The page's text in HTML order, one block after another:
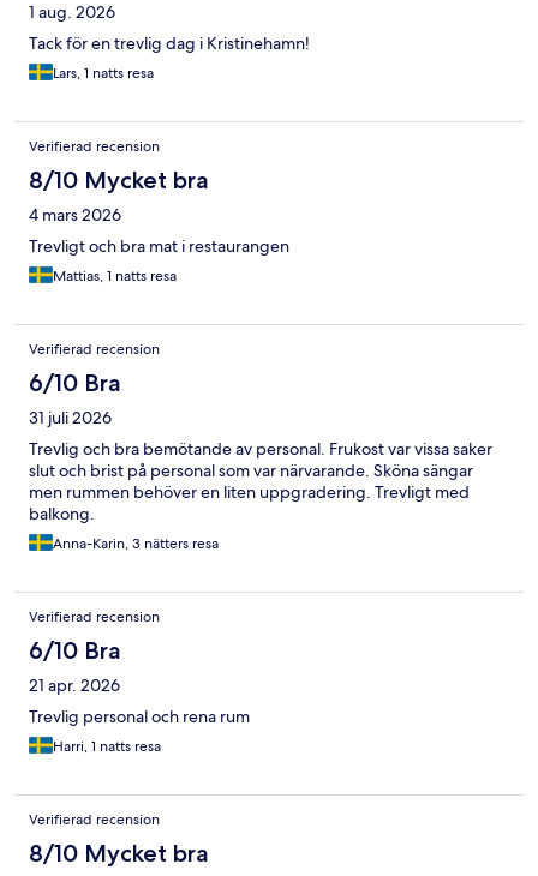
1 aug. 2026
Tack för en trevlig dag i Kristinehamn!
Lars, 1 natts resa
Verifierad recension
8/10 Mycket bra
4 mars 2026
Trevligt och bra mat i restaurangen
Mattias, 1 natts resa
Verifierad recension
6/10 Bra
31 juli 2026
Trevlig och bra bemötande av personal. Frukost var vissa saker
slut och brist på personal som var närvarande. Sköna sängar
men rummen behöver en liten uppgradering. Trevligt med
balkong.
Anna-Karin, 3 nätters resa
Verifierad recension
6/10 Bra
21 apr. 2026
Trevlig personal och rena rum
Harri, 1 natts resa
Verifierad recension
8/10 Mycket bra